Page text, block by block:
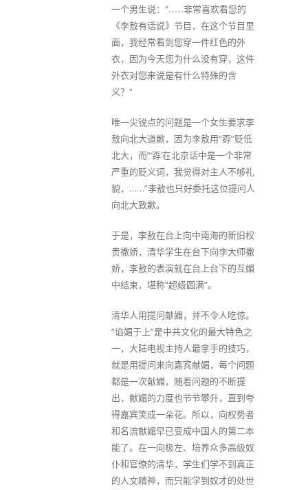
一个男生说：“……非常喜欢看您的
《李敖有话说》节目，在这个节目里
面，我经常看到您穿一件红色的外
衣，因为今天您为什么没有穿，这件
外衣对您来说是有什么特殊的含
义？”
唯一尖锐点的问题是一个女生要求李
敖向北大道歉，因为李敖用“孬”贬低
北大，而“‘孬’在北京话中是一个非常
严重的贬义词，我觉得对主人不够礼
貌，……”李敖也只好委托这位提问人
向北大致歉。
于是，李敖在台上向中南海的新旧权
贵撒娇，清华学生在台下向李大师撒
娇，李敖的表演就在台上台下的互媚
中结束，堪称“超级圆满”。
清华人用提问献媚，并不令人吃惊。
“谄媚于上”是中共文化的最大特色之
一，大陆电视主持人最拿手的技巧，
就是用提问来向嘉宾献媚，每个问题
都是一次献媚，随着问题的不断提
出，献媚的力度也节节攀升，直到夸
得嘉宾笑成一朵花。所以，向权势者
和名流献媚早已变成中国人的第二本
能了。在一向极左、培养众多高级奴
仆和官僚的清华，学生们学不到真正
的人文精神，而只能学到奴才的处世